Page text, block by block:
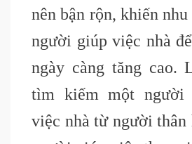
nên bận rộn, khiến
người giúp việc nhà
ngày càng tăng cao.
tìm kiếm một người
việc nhà từ người